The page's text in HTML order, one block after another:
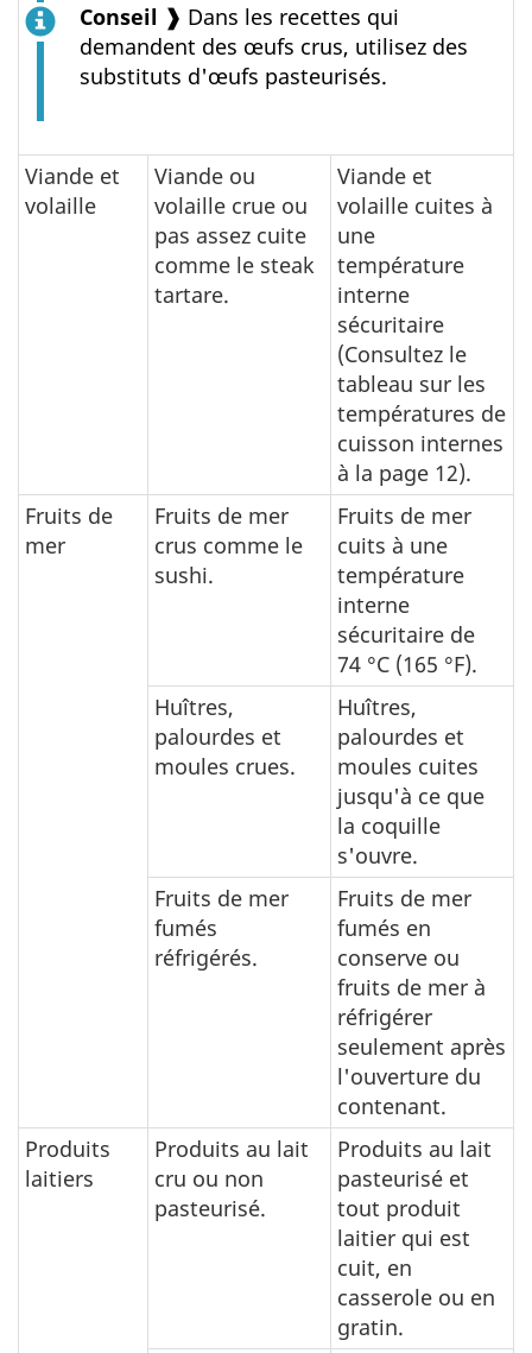
Conseil ❱ Dans les recettes qui
demandent des œufs crus, utilisez des
substituts d'œufs pasteurisés.
Viande et
volaille
Viande ou
volaille crue ou
pas assez cuite
comme le steak
tartare.
Viande et
volaille cuites à
une
température
interne
sécuritaire
(Consultez le
tableau sur les
températures de
cuisson internes
à la page 12).
Fruits de
mer
Fruits de mer
crus comme le
sushi.
Fruits de mer
cuits à une
température
interne
sécuritaire de
74 °C (165 °F).
Huîtres,
palourdes et
moules crues.
Huîtres,
palourdes et
moules cuites
jusqu'à ce que
la coquille
s'ouvre.
Fruits de mer
fumés
réfrigérés.
Fruits de mer
fumés en
conserve ou
fruits de mer à
réfrigérer
seulement après
l'ouverture du
contenant.
Produits
laitiers
Produits au lait
cru ou non
pasteurisé.
Produits au lait
pasteurisé et
tout produit
laitier qui est
cuit, en
casserole ou en
gratin.